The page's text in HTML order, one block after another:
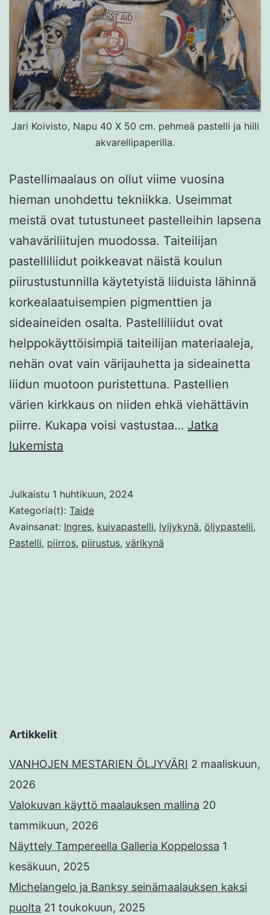
Jari Koivisto, Napu 40 X 50 cm. pehmeä pastelli ja hiili
akvarellipaperilla.
Pastellimaalaus on ollut viime vuosina
hieman unohdettu tekniikka. Useimmat
meistä ovat tutustuneet pastelleihin lapsena
vahaväriliitujen muodossa. Taiteilijan
pastelliliidut poikkeavat näistä koulun
piirustustunnilla käytetyistä liiduista lähinnä
korkealaatuisempien pigmenttien ja
sideaineiden osalta. Pastelliliidut ovat
helppokäyttöisimpiä taiteilijan materiaaleja,
nehän ovat vain värijauhetta ja sideainetta
liidun muotoon puristettuna. Pastellien
värien kirkkaus on niiden ehkä viehättävin
piirre. Kukapa voisi vastustaa… Jatka
lukemista
Julkaistu 1 huhtikuun, 2024
Kategoria(t): Taide
Avainsanat: Ingres, kuivapastelli, lyijykynä, öljypastelli,
Pastelli, piirros, piirustus, värikynä
Artikkelit
VANHOJEN MESTARIEN ÖLJYVÄRI 2 maaliskuun,
2026
Valokuvan käyttö maalauksen mallina 20
tammikuun, 2026
Näyttely Tampereella Galleria Koppelossa 1
kesäkuun, 2025
Michelangelo ja Banksy seinämaalauksen kaksi
puolta 21 toukokuun, 2025